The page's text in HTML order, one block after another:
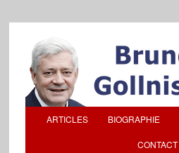
ARTICLES BIOGRAPHIE
CONTACT